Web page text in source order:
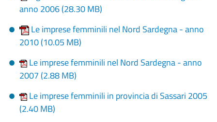
anno 2006 (28.30 MB)
Le imprese femminili nel Nord Sardegna - anno
2010(10.05 MB)
Le imprese femminili nel Nord Sardegna - anno
2007 (2.88 MB)
Le imprese femminili in provincia di Sassari 2005
(2.40 MB)